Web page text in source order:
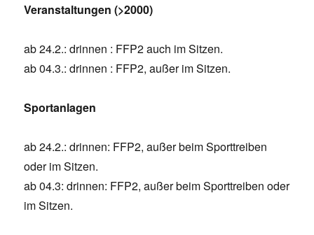
Veranstaltungen (>2000)
ab 24.2.: drinnen : FFP2 auch im Sitzen.
ab 04.3.: drinnen : FFP2, außer im Sitzen.
Sportanlagen
ab 24.2.: drinnen: FFP2, außer beim Sporttreiben
oder im Sitzen.
ab 04.3: drinnen: FFP2, außer beim Sporttreiben oder
im Sitzen.